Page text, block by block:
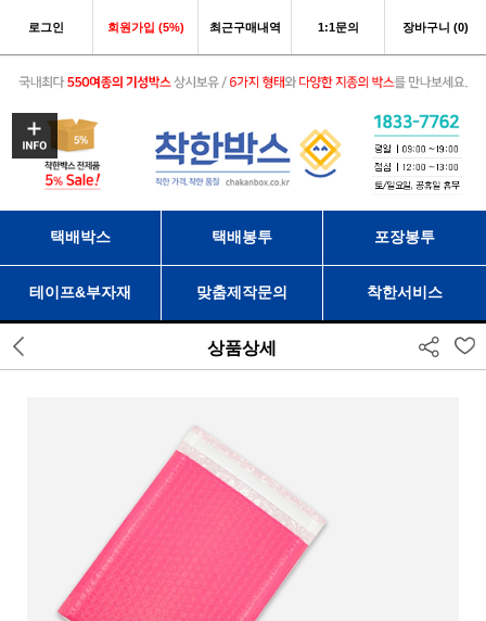
로그인 회원가입 (5%) 최근구매내역 1:1문의 장바구니 (0)
택배박스 택배봉투 포장봉투
테이프&부자재 맞춤제작문의 착한서비스
상품상세